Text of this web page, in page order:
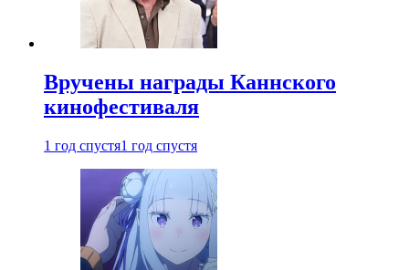
Вручены награды Каннского
кинофестиваля
1 год спустя1 год спустя